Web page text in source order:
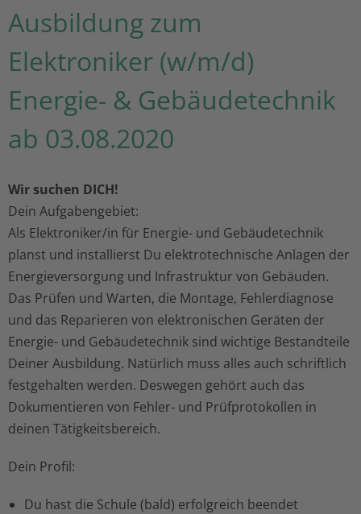
Ausbildung zum
Elektroniker (w/m/d)
Energie- & Gebäudetechnik
ab 03.08.2020
Wir suchen DICH!
Dein Aufgabengebiet:
Als Elektroniker/in für Energie- und Gebäudetechnik
planst und installierst Du elektrotechnische Anlagen der
Energieversorgung und Infrastruktur von Gebäuden.
Das Prüfen und Warten, die Montage, Fehlerdiagnose
und das Reparieren von elektronischen Geräten der
Energie- und Gebäudetechnik sind wichtige Bestandteile
Deiner Ausbildung. Natürlich muss alles auch schriftlich
festgehalten werden. Deswegen gehört auch das
Dokumentieren von Fehler- und Prüfprotokollen in
deinen Tätigkeitsbereich.
Dein Profil:
Du hast die Schule (bald) erfolgreich beendet